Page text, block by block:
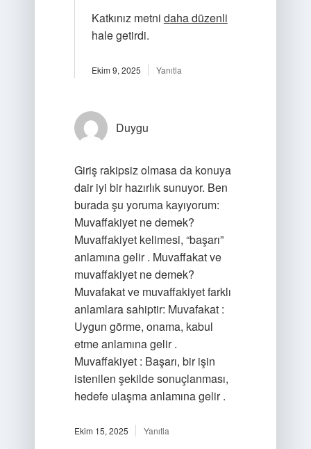
Katkınız metni daha düzenli
hale getirdi.
Ekim 9, 2025 Yanıtla
Duygu
Giriş rakipsiz olmasa da konuya
dair iyi bir hazırlık sunuyor. Ben
burada şu yoruma kayıyorum:
Muvaffakiyet ne demek?
Muvaffakiyet kelimesi, “başarı”
anlamına gelir . Muvaffakat ve
muvaffakiyet ne demek?
Muvafakat ve muvaffakiyet farklı
anlamlara sahiptir: Muvafakat :
Uygun görme, onama, kabul
etme anlamına gelir .
Muvaffakiyet : Başarı, bir işin
istenilen şekilde sonuçlanması,
hedefe ulaşma anlamına gelir .
Ekim 15, 2025 Yanıtla